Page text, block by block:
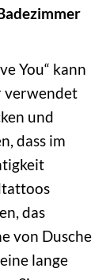
You“ kann
verwendet
und
dass im
das
von Dusche
lange